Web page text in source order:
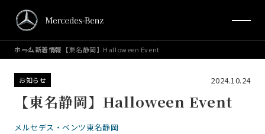
ホーム新着情報 【東名静岡】Halloween Event
お知らせ 2024.10.24
【東名静岡】Halloween Event
メルセデス・ベンツ東名静岡